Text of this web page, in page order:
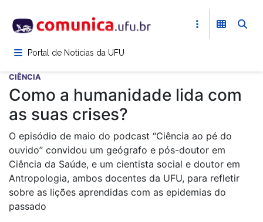
para
conteúdoPortal de Notícias da UFU
CIÊNCIA
Como a humanidade lida com
as suas crises?
O episódio de maio do podcast “Ciência ao pé do
ouvido” convidou um geógrafo e pós-doutor em
Ciência da Saúde, e um cientista social e doutor em
Antropologia, ambos docentes da UFU, para refletir
sobre as lições aprendidas com as epidemias do
passado